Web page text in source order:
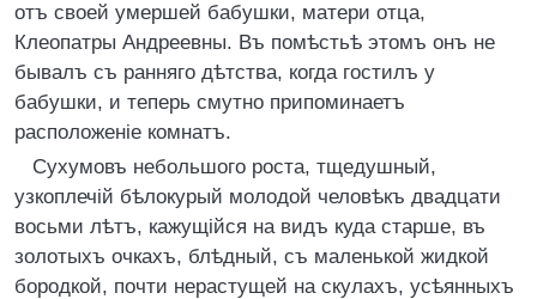
отъ своей умершей бабушки, матери отца,
Клеопатры Андреевны. Въ помѣстьѣ этомъ онъ не
бывалъ съ ранняго дѣтства, когда гостилъ у
бабушки, и теперь смутно припоминаетъ
расположеніе комнатъ.
Сухумовъ небольшого роста, тщедушный,
узкоплечій бѣлокурый молодой человѣкъ двадцати
восьми лѣтъ, кажущійся на видъ куда старше, въ
золотыхъ очкахъ, блѣдный, съ маленькой жидкой
бородкой, почти нерастущей на скулахъ, усѣянныхъ